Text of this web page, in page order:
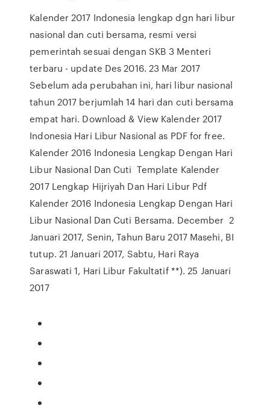
Kalender 2017 Indonesia lengkap dgn hari libur
nasional dan cuti bersama, resmi versi
pemerintah sesuai dengan SKB 3 Menteri
terbaru - update Des 2016. 23 Mar 2017
Sebelum ada perubahan ini, hari libur nasional
tahun 2017 berjumlah 14 hari dan cuti bersama
empat hari. Download & View Kalender 2017
Indonesia Hari Libur Nasional as PDF for free.
Kalender 2016 Indonesia Lengkap Dengan Hari
Libur Nasional Dan Cuti Template Kalender
2017 Lengkap Hijriyah Dan Hari Libur Pdf
Kalender 2016 Indonesia Lengkap Dengan Hari
Libur Nasional Dan Cuti Bersama. December ​2
Januari 2017, ​Senin, Tahun Baru 2017 Masehi, ​BI
tutup. 21 Januari 2017, ​Sabtu, ​Hari Raya
Saraswati 1, ​Hari Libur Fakultatif **). ​25 Januari
2017